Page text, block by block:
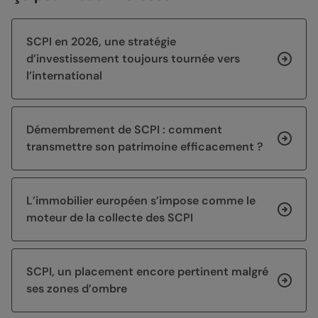
SCPI en 2026, une stratégie
d’investissement toujours tournée vers
l’international
Démembrement de SCPI : comment
transmettre son patrimoine efficacement ?
L’immobilier européen s’impose comme le
moteur de la collecte des SCPI
SCPI, un placement encore pertinent malgré
ses zones d’ombre